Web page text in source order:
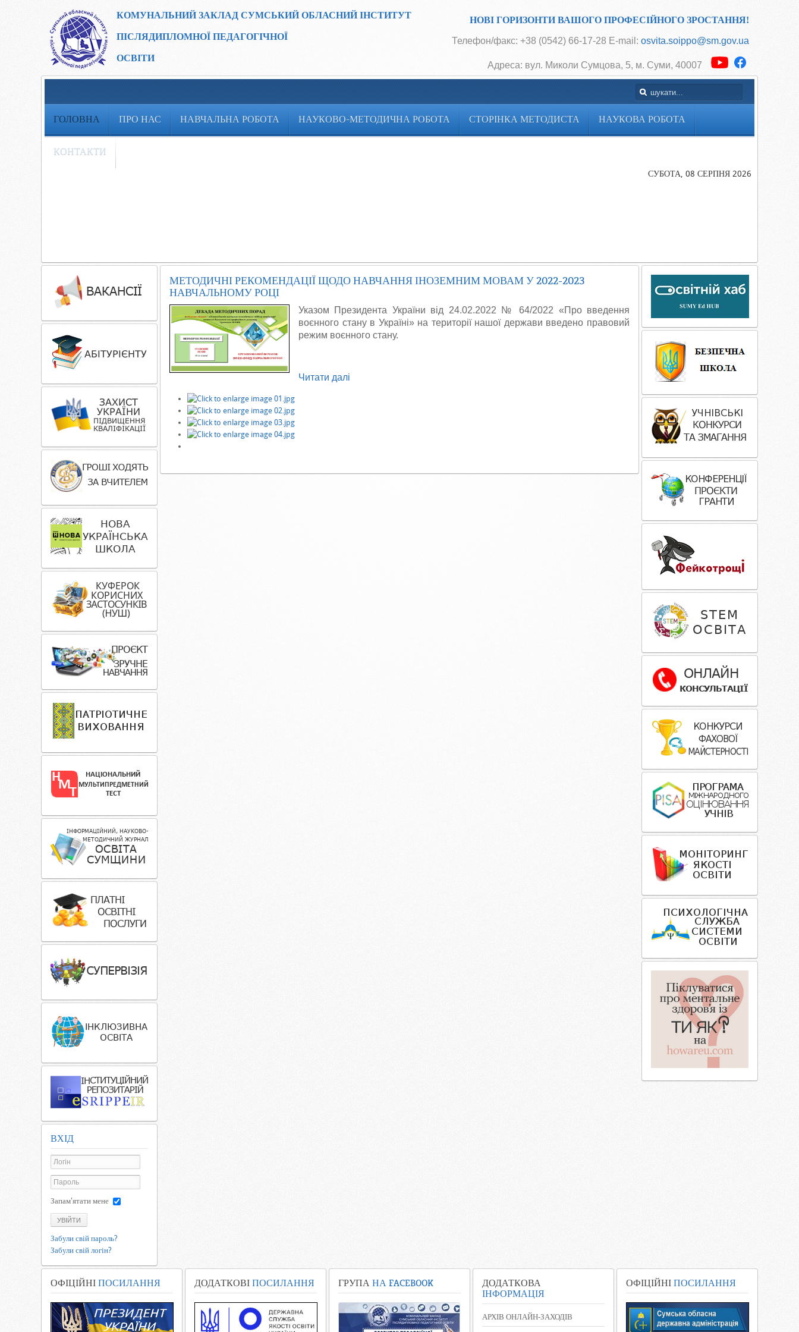
КОМУНАЛЬНИЙ ЗАКЛАД СУМСЬКИЙ ОБЛАСНИЙ ІНСТИТУТ
ПІСЛЯДИПЛОМНОЇ ПЕДАГОГІЧНОЇ
ОСВІТИ
НОВІ ГОРИЗОНТИ ВАШОГО ПРОФЕСІЙНОГО ЗРОСТАННЯ!
Телефон/факс: +38 (0542) 66-17-28 E-mail: osvita.soippo@sm.gov.ua
Адреса: вул. Миколи Сумцова, 5, м. Суми, 40007
ГОЛОВНА ПРО НАС НАВЧАЛЬНА РОБОТА НАУКОВО-МЕТОДИЧНА РОБОТА СТОРІНКА МЕТОДИСТА НАУКОВА РОБОТА
КОНТАКТИ
СУБОТА, 08 СЕРПНЯ 2026
МЕТОДИЧНІ РЕКОМЕНДАЦІЇ ЩОДО НАВЧАННЯ ІНОЗЕМНИМ МОВАМ У 2022-2023
НАВЧАЛЬНОМУ РОЦІ
Указом Президента України від 24.02.2022 № 64/2022 «Про введення
воєнного стану в Україні» на території нашої держави введено правовий
режим воєнного стану.
Читати далі
ВХІД
Запам'ятати мене
УВІЙТИ
Забули свій пароль?
Забули свій логін?
ОФІЦІЙНІ ПОСИЛАННЯ ДОДАТКОВІ ПОСИЛАННЯ ГРУПА НА FACEBOOK
ДОДАТКОВА
ІНФОРМАЦІЯ
АРХІВ ОНЛАЙН-ЗАХОДІВ
ОФІЦІЙНІ ПОСИЛАННЯ